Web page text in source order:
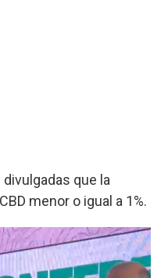
que la
menor o igual a 1%.